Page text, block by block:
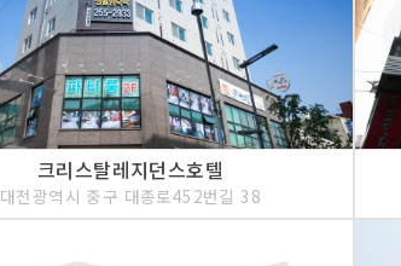
크리스탈레지던스호텔
대전광역시 중구 대종로452번길 38